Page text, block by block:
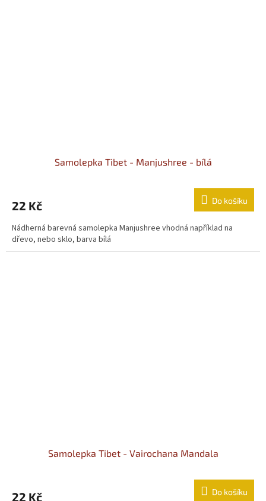
Samolepka Tibet - Manjushree - bílá
22 Kč Do košíku
Nádherná barevná samolepka Manjushree vhodná například na
dřevo, nebo sklo, barva bílá
Samolepka Tibet - Vairochana Mandala
22 Kč Do košíku